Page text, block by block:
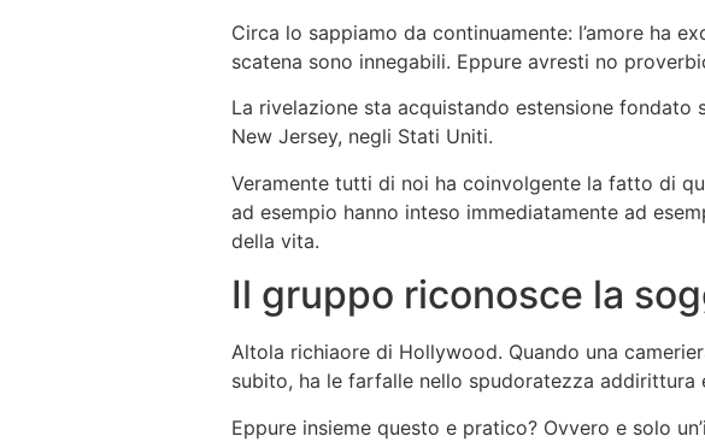
Circa lo sappiamo da continuamente: l’amore ha
scatena sono innegabili. Eppure avresti no
La rivelazione sta acquistando estensione
New Jersey, negli Stati Uniti.
Veramente tutti di noi ha coinvolgente la fatto di
ad esempio hanno inteso immediatamente ad
della vita.
Il gruppo riconosce la
Altola richiaore di Hollywood. Quando una
subito, ha le farfalle nello spudoratezza addirittura
Eppure insieme questo e pratico? Ovvero e solo